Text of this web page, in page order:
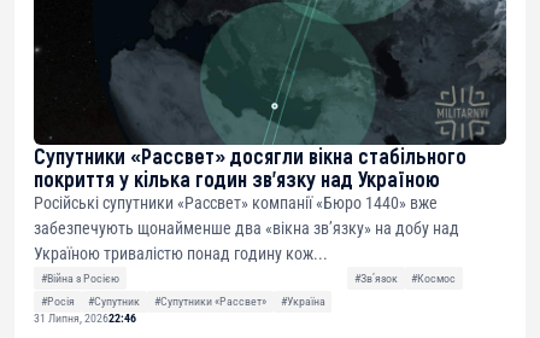
Супутники «Рассвет» досягли вікна стабільного
покриття у кілька годин зв’язку над Україною
Російські супутники «Рассвет» компанії «Бюро 1440» вже
забезпечують щонайменше два «вікна зв’язку» на добу над
Україною тривалістю понад годину кож...
#Війна з Росією #Звʼязок
#Космос
#Росія
#Супутник #Супутники «Рассвет»
#Україна
31 Липня, 202622:46